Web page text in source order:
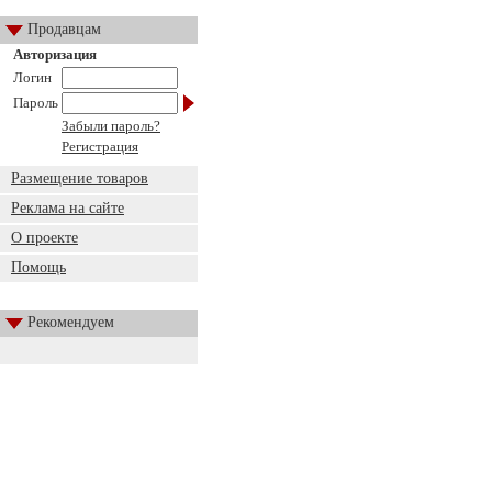
Продавцам
Авторизация
Логин
Пароль
Забыли пароль?
Регистрация
Размещение товаров
Реклама на сайте
О проекте
Помощь
Рекомендуем